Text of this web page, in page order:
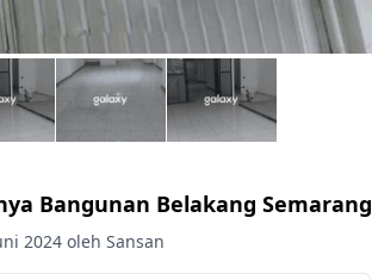
Bangunan Belakang Semarang
2024 oleh Sansan